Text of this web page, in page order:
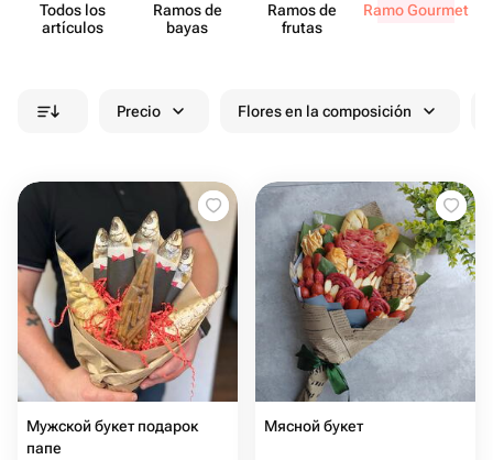
Todos los
artículos
Ramos de
bayas
Ramos de
frutas
Ramo Gourmet
Precio Flores en la composición
Мужской букет подарок
папе
Мясной букет